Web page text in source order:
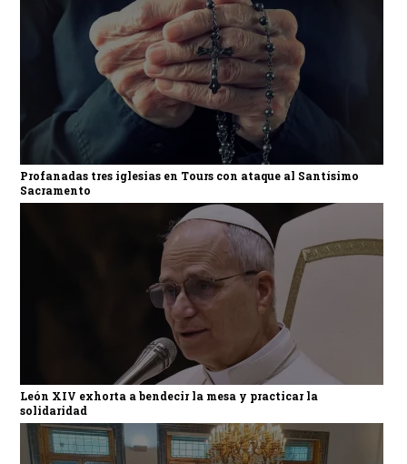
Profanadas tres iglesias en Tours con ataque al Santísimo
Sacramento
León XIV exhorta a bendecir la mesa y practicar la
solidaridad